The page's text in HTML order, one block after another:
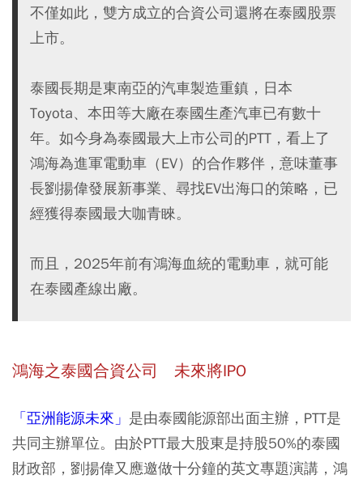
不僅如此，雙方成立的合資公司還將在泰國股票
上市。
泰國長期是東南亞的汽車製造重鎮，日本
Toyota、本田等大廠在泰國生產汽車已有數十
年。如今身為泰國最大上市公司的PTT，看上了
鴻海為進軍電動車（EV）的合作夥伴，意味董事
長劉揚偉發展新事業、尋找EV出海口的策略，已
經獲得泰國最大咖青睞。
而且，2025年前有鴻海血統的電動車，就可能
在泰國產線出廠。
鴻海之泰國合資公司 未來將IPO
「亞洲能源未來」 是由泰國能源部出面主辦，PTT是
共同主辦單位。由於PTT最大股東是持股50%的泰國
財政部 ，劉揚偉又應邀做十分鐘的英文專題演講，鴻